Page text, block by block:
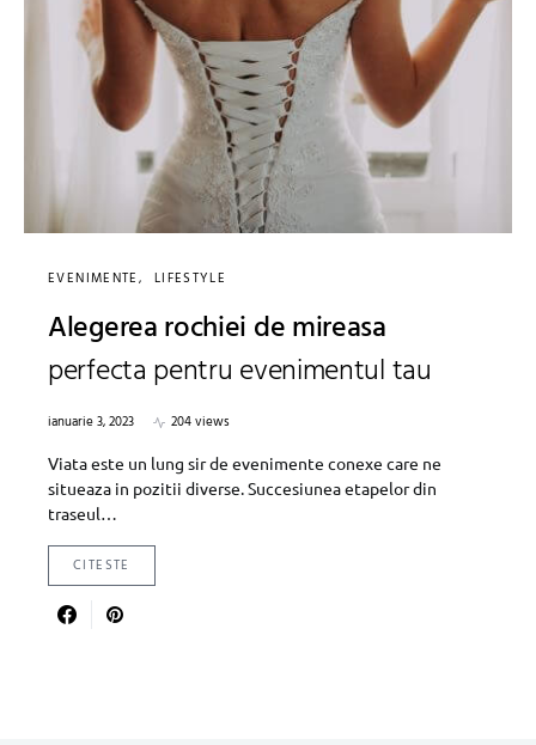
EVENIMENTE LIFESTYLE
Alegerea rochiei de mireasa
perfecta pentru evenimentul tau
ianuarie 3, 2023
204 views
Viata este un lung sir de evenimente conexe care ne
situeaza in pozitii diverse. Succesiunea etapelor din
traseul…
CITESTE